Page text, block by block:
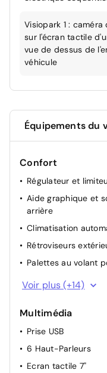
Visiopark 1 :
sur l'écran tactile
vue de dessus de
véhicule
Équipements du
Confort
Régulateur et
Aide graphique et
arrière
Climatisation
Rétroviseurs
Palettes au volant
Accoudoir central AR
Siège passager
hauteur
Siège conducteur
3 appuie-têtes AR
Voir plus (+14)
Multimédia
Prise USB
6 Haut-Parleurs
Ecran tactile 7"